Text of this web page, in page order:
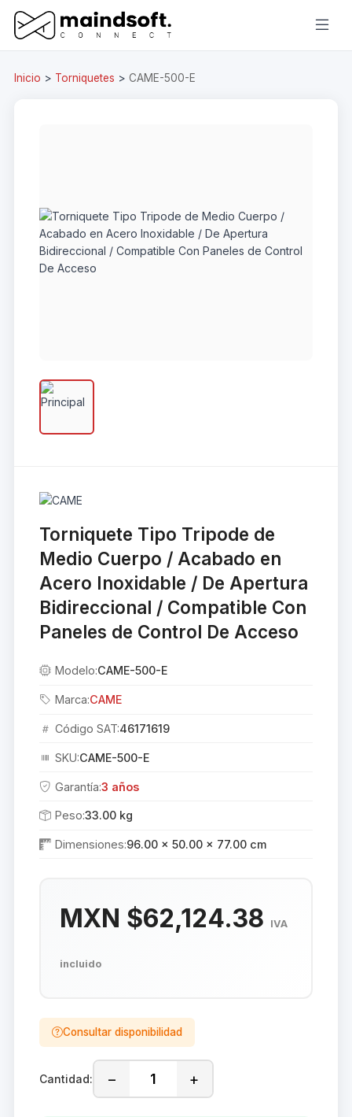
Inicio > Torniquetes > CAME-500-E
Torniquete Tipo Tripode de
Medio Cuerpo / Acabado en
Acero Inoxidable / De Apertura
Bidireccional / Compatible Con
Paneles de Control De Acceso
Modelo:CAME-500-E
Marca:CAME
Código SAT:46171619
SKU:CAME-500-E
Garantía:3 años
Peso:33.00 kg
Dimensiones:96.00 × 50.00 × 77.00 cm
MXN $62,124.38 IVA
incluido
Consultar disponibilidad
Cantidad: − +